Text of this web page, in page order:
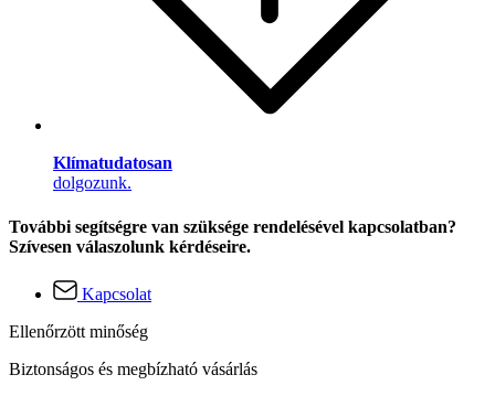
Klímatudatosan
dolgozunk.
További segítségre van szüksége rendelésével kapcsolatban?
Szívesen válaszolunk kérdéseire.
Kapcsolat
Ellenőrzött minőség
Biztonságos és megbízható vásárlás